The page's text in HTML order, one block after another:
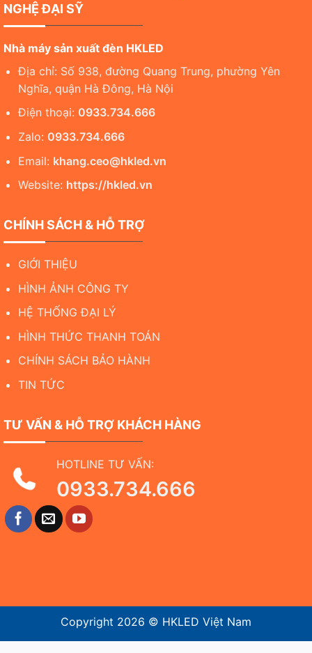
NGHỆ ĐẠI SỸ
Nhà máy sản xuất đèn HKLED
Địa chỉ: Số 938, đường Quang Trung, phường Yên
Nghĩa, quận Hà Đông, Hà Nội
Điện thoại: 0933.734.666
Zalo: 0933.734.666
Email: khang.ceo@hkled.vn
Website: https://hkled.vn
CHÍNH SÁCH & HỖ TRỢ
GIỚI THIỆU
HÌNH ẢNH CÔNG TY
HỆ THỐNG ĐẠI LÝ
HÌNH THỨC THANH TOÁN
CHÍNH SÁCH BẢO HÀNH
TIN TỨC
TƯ VẤN & HỖ TRỢ KHÁCH HÀNG
HOTLINE TƯ VẤN:
0933.734.666
Copyright 2026 © HKLED Việt Nam